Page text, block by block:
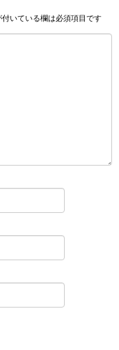
付いている欄は必須項目です